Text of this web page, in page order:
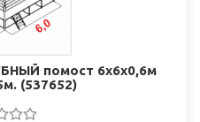
помост 6х6х0,6м
(537652)